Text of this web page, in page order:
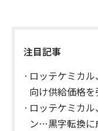
注目記事
ロッテケミカ
向け供給価格
ロッテケミカ
ン…黒字転換に